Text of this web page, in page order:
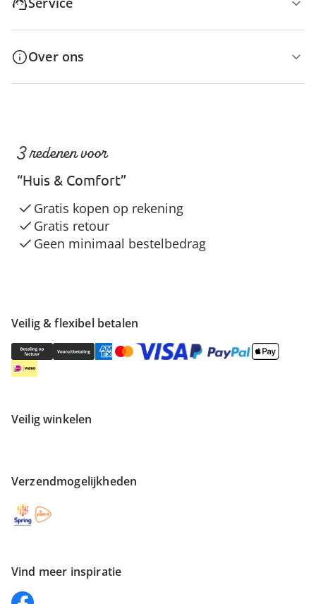
Over ons
Veilig & flexibel betalen
Veilig winkelen
Verzendmogelijkheden
Vind meer inspiratie
3 redenen voor
“Huis & Comfort”
Gratis kopen op rekening
Gratis retour
Geen minimaal bestelbedrag